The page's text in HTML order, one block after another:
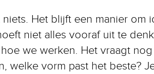
Het blijft een manier om
niet alles vooraf uit te
we werken. Het vraagt
welke vorm past het beste?